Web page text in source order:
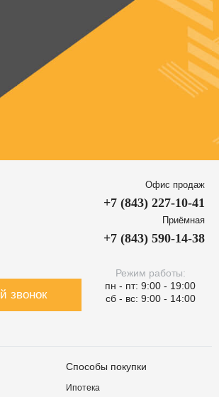
Офис продаж
+7 (843) 227-10-41
Приёмная
+7 (843) 590-14-38
звонок
Режим работы:
пн - пт: 9:00 - 19:00
сб - вс: 9:00 - 14:00
Способы покупки
Ипотека